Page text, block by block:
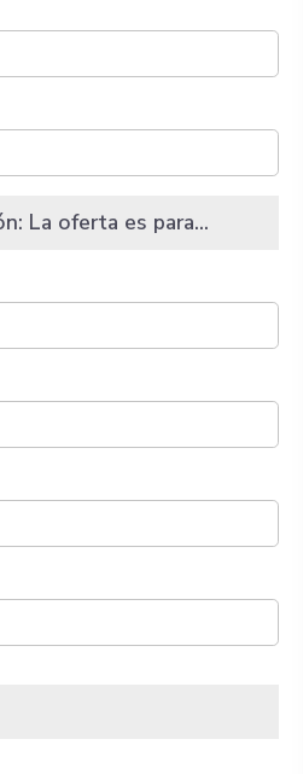
La oferta es para...